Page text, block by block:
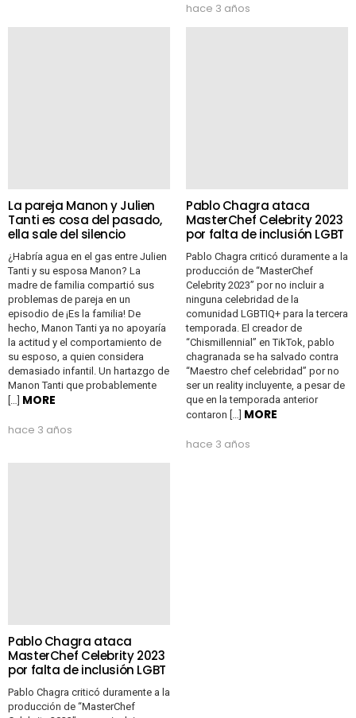
hace 3 años
La pareja Manon y Julien
Tanti es cosa del pasado,
ella sale del silencio
¿Habría agua en el gas entre Julien
Tanti y su esposa Manon? La
madre de familia compartió sus
problemas de pareja en un
episodio de ¡Es la familia! De
hecho, Manon Tanti ya no apoyaría
la actitud y el comportamiento de
su esposo, a quien considera
demasiado infantil. Un hartazgo de
Manon Tanti que probablemente
[…] MORE
hace 3 años
Pablo Chagra ataca
MasterChef Celebrity 2023
por falta de inclusión LGBT
Pablo Chagra criticó duramente a la
producción de “MasterChef
Celebrity 2023” por no incluir a
ninguna celebridad de la
comunidad LGBTIQ+ para la tercera
temporada. El creador de
“Chismillennial” en TikTok, pablo
chagranada se ha salvado contra
“Maestro chef celebridad” por no
ser un reality incluyente, a pesar de
que en la temporada anterior
contaron […] MORE
hace 3 años
Pablo Chagra ataca
MasterChef Celebrity 2023
por falta de inclusión LGBT
Pablo Chagra criticó duramente a la
producción de “MasterChef